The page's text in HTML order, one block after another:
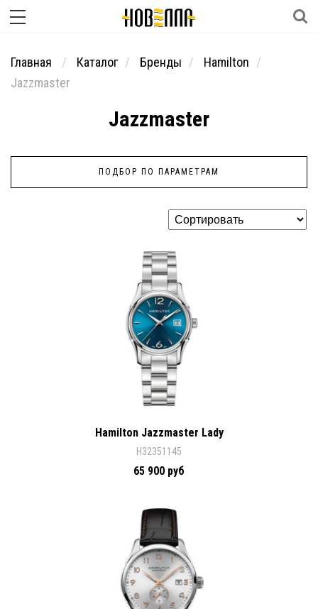
Главная Каталог Бренды
Hamilton
Jazzmaster
Jazzmaster
ПОДБОР ПО ПАРАМЕТРАМ
Hamilton Jazzmaster Lady
H32351145
65 900 руб